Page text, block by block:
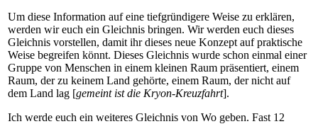
Um diese Information auf eine tiefgründigere Weise zu erklären,
werden wir euch ein Gleichnis bringen. Wir werden euch dieses
Gleichnis vorstellen, damit ihr dieses neue Konzept auf praktische
Weise begreifen könnt. Dieses Gleichnis wurde schon einmal einer
Gruppe von Menschen in einem kleinen Raum präsentiert, einem
Raum, der zu keinem Land gehörte, einem Raum, der nicht auf
dem Land lag [gemeint ist die Kryon-Kreuzfahrt].
Ich werde euch ein weiteres Gleichnis von Wo geben. Fast 12